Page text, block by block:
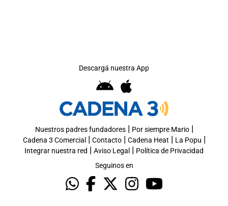
Descargá nuestra App
Nuestros padres fundadores| Por siempre Mario|
Cadena 3 Comercial | Contacto| Cadena Heat | La Popu |
Integrar nuestra red | Aviso Legal | Política de Privacidad
Seguinos en